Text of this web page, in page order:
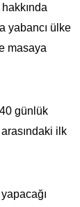
yabancı ülke
masaya
günlük
ilk